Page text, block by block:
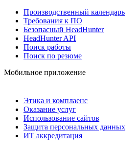
Производственный календарь
Требования к ПО
Безопасный HeadHunter
HeadHunter API
Поиск работы
Поиск по резюме
Мобильное приложение
Этика и комплаенс
Оказание услуг
Использование сайтов
Защита персональных данных
ИТ аккредитация